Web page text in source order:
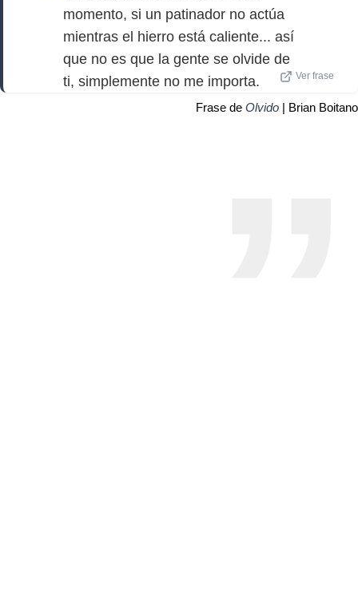
momento, si un patinador no actúa
mientras el hierro está caliente... así
que no es que la gente se olvide de
ti, simplemente no me importa.
Ver frase
Frase de Olvido | Brian Boitano